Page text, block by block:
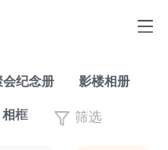
会纪念册 影楼相册
相框 筛选